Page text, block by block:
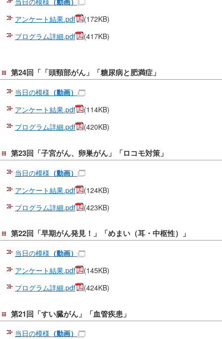
在
の
場
所
移
動
し
す
本
へ
移
動
し
す
イ
ド
ニ
ュ
へ
移
動
アンケート結果.pdf
(172KB)
プログラム詳細.pdf
(417KB)
第24回「「頭頸部がん」「糖尿病と肥満症」
当日の模様 （動画）
アンケート結果.pdf
(114KB)
プログラム詳細.pdf
(420KB)
第23回「子宮がん、卵巣がん」「ロコモ対策」
当日の模様 （動画）
アンケート結果.pdf
(124KB)
プログラム詳細.pdf
(423KB)
第22回「早期がん発見！」「めまい（耳・中枢性）」
当日の模様 （動画）
アンケート結果.pdf
(145KB)
プログラム詳細.pdf
(424KB)
第21回「すい臓がん」「血管疾患」
当日の模様 （動画）